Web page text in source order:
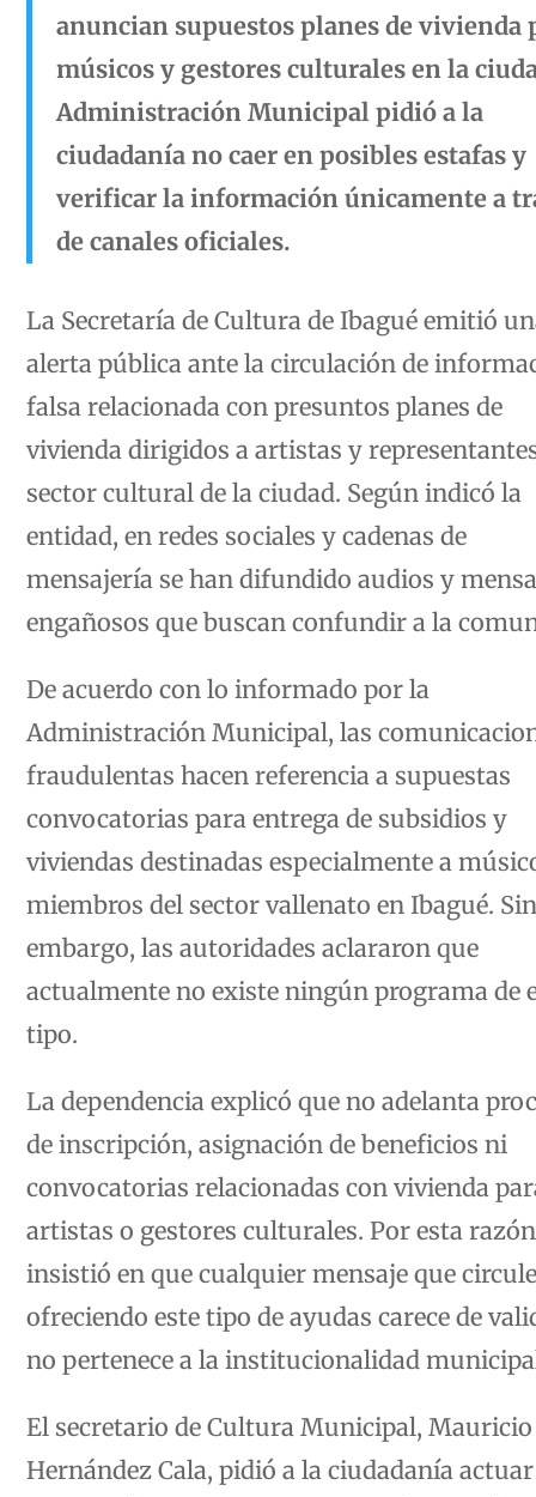
anuncian supuestos planes de vivienda
músicos y gestores culturales en la
Administración Municipal pidió a la
ciudadanía no caer en posibles estafas y
verificar la información únicamente a
de canales oficiales.
La Secretaría de Cultura de Ibagué emitió
alerta pública ante la circulación de
falsa relacionada con presuntos planes de
vivienda dirigidos a artistas y
sector cultural de la ciudad. Según indicó la
entidad, en redes sociales y cadenas de
mensajería se han difundido audios y
engañosos que buscan confundir a la
De acuerdo con lo informado por la
Administración Municipal, las
fraudulentas hacen referencia a supuestas
convocatorias para entrega de subsidios y
viviendas destinadas especialmente a
miembros del sector vallenato en Ibagué. Sin
embargo, las autoridades aclararon que
actualmente no existe ningún programa de
tipo.
La dependencia explicó que no adelanta
de inscripción, asignación de beneficios ni
convocatorias relacionadas con vivienda
artistas o gestores culturales. Por esta
insistió en que cualquier mensaje que circule
ofreciendo este tipo de ayudas carece de
no pertenece a la institucionalidad
El secretario de Cultura Municipal, Mauricio
Hernández Cala, pidió a la ciudadanía